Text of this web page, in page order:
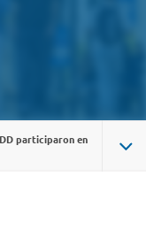
participaron en